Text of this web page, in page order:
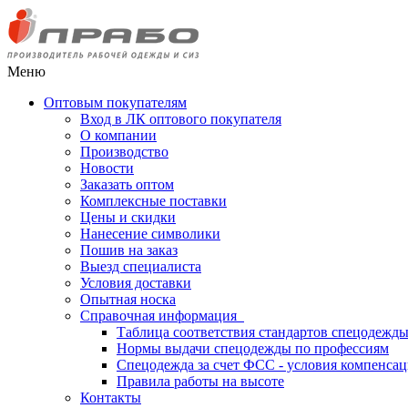
Меню
Оптовым покупателям
Вход в ЛК оптового покупателя
О компании
Производство
Новости
Заказать оптом
Комплексные поставки
Цены и скидки
Нанесение символики
Пошив на заказ
Выезд специалиста
Условия доставки
Опытная носка
Справочная информация
Таблица соответствия стандартов спецодежды
Нормы выдачи спецодежды по профессиям
Спецодежда за счет ФСС - условия
Правила работы на высоте
Контакты